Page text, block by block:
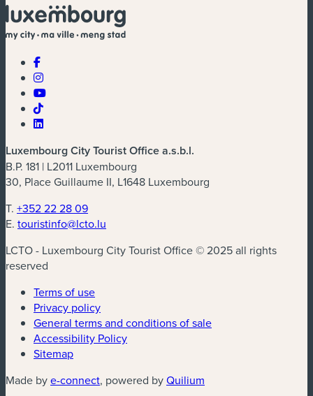
Luxembourg City Tourist Office a.s.b.l.
B.P. 181 | L2011 Luxembourg
30, Place Guillaume II, L1648 Luxembourg
T. +352 22 28 09
E. touristinfo@lcto.lu
LCTO - Luxembourg City Tourist Office © 2025 all rights
reserved
Terms of use
Privacy policy
General terms and conditions of sale
Accessibility Policy
Sitemap
Made bye-connect(new window)
, powered byQuilium